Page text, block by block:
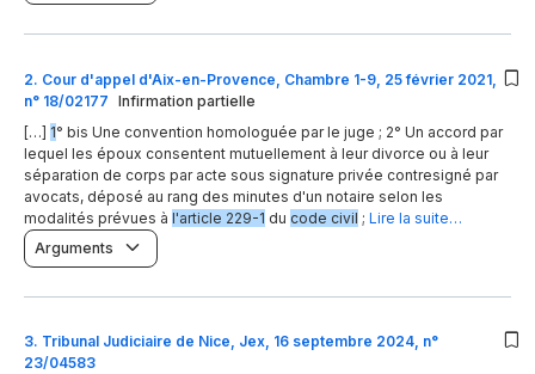
2. Cour d'appel d'Aix-en-Provence, Chambre 1-9, 25 février 2021,
n° 18/02177 Infirmation partielle
[…] 1° bis Une convention homologuée par le juge ; 2° Un accord par
lequel les époux consentent mutuellement à leur divorce ou à leur
séparation de corps par acte sous signature privée contresigné par
avocats, déposé au rang des minutes d'un notaire selon les
modalités prévues à l'article 229-1 du code civil ; Lire la suite…
Arguments
3. Tribunal Judiciaire de Nice, Jex, 16 septembre 2024, n°
23/04583